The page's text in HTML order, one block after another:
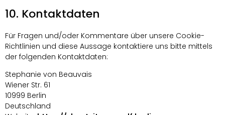
10. Kontaktdaten
Für Fragen und/oder Kommentare über unsere Cookie-
Richtlinien und diese Aussage kontaktiere uns bitte mittels
der folgenden Kontaktdaten:
Stephanie von Beauvais
Wiener Str. 61
10999 Berlin
Deutschland